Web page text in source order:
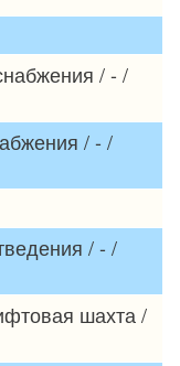
/ - /
/ - /
/ - /
шахта /